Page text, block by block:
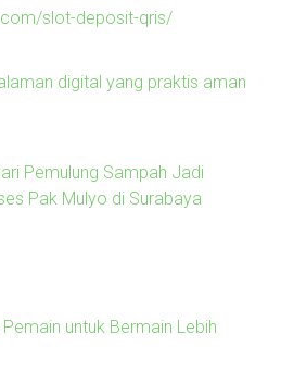
slot-deposit-qris/
digital yang praktis aman
Pemulung Sampah Jadi
Pak Mulyo di Surabaya
untuk Bermain Lebih